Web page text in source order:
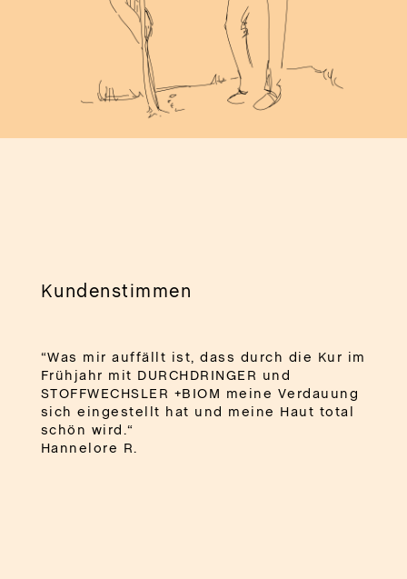
Kundenstimmen
“Was mir auffällt ist, dass durch die Kur im
Frühjahr mit DURCHDRINGER und
STOFFWECHSLER +BIOM meine Verdauung
sich eingestellt hat und meine Haut total
schön wird.“
Hannelore R.